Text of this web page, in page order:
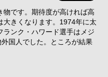
です。期待度が高ければ高
大きくなります。1974年に太
ンク・ハワード選手はメジ
国人でした。ところが結果